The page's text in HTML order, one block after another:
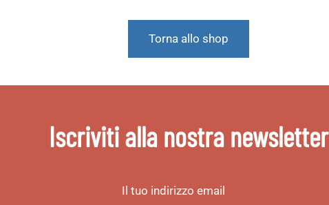
Torna allo shop
Iscriviti alla nostra newsletter